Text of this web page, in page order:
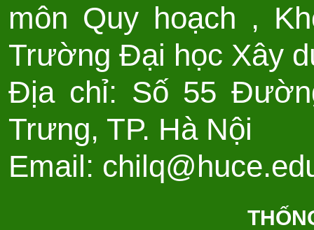
môn Quy hoạch ,
Trường Đại học Xây
Địa chỉ: Số 55
Trưng, TP. Hà Nội
Email: